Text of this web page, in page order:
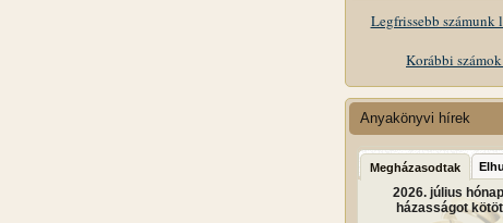
Legfrissebb számunk
Korábbi
Anyakönyvi hírek
Megházasodtak
2026. július
házasságot